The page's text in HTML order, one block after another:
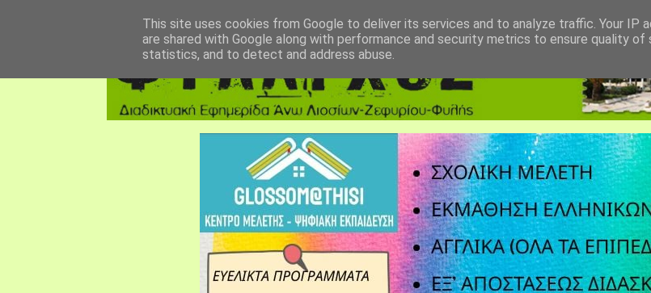
This site uses cookies from Google to deliver its services and to analyze traffic. Your IP
are shared with Google along with performance and security metrics to ensure quality of
statistics, and to detect and address abuse.